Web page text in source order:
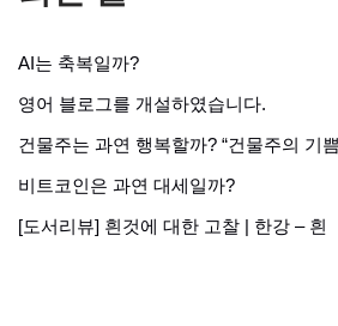
AI는 축복일까?
영어 블로그를 개설하였습니다.
건물주는 과연 행복할까? “건물주의 기
비트코인은 과연 대세일까?
[도서리뷰] 흰것에 대한 고찰 | 한강 – 흰